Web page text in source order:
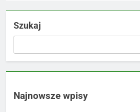
Szukaj
Najnowsze wpisy